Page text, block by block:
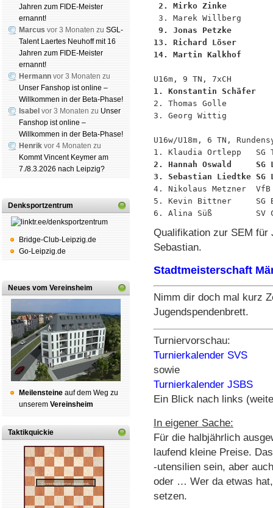
Jahren zum FIDE-Meister
ernannt!
Marcus vor 3 Monaten zu SGL-
Talent Laertes Neuhoff mit 16
Jahren zum FIDE-Meister
ernannt!
Hermann vor 3 Monaten zu
Unser Fanshop ist online –
Willkommen in der Beta-Phase!
Isabel vor 3 Monaten zu Unser
Fanshop ist online –
Willkommen in der Beta-Phase!
Henrik vor 4 Monaten zu
Kommt Vincent Keymer am
7./8.3.2026 nach Leipzig?
Denksportzentrum
Bridge-Club-Leipzig.de
Go-Leipzig.de
Neues vom Vereinsheim
Mei­len­stei­ne auf dem Weg zu
un­se­rem Ver­eins­heim
Taktikquickie
2. Mirko Zinke
9. Jonas Petzke
13. Richard Löser
14. Martin Kalkhof
1. Konstantin Schäfer
2. Thomas Golle
3. Georg Wittig
U16w/U18m, 6 TN,
2. Hannah Oswald
3. Sebastian Liedtke
4. Nikolaus Metzner
5. Kevin Bittner     SG
Qualifikation zur SEM für
Sebastian.
Stadtmeisterschaft
Nimm dir doch mal kurz
Jugendspendenbrett.
Turniervorschau:
Turnierkalender SVS
sowie
Turnierkalender JSBS
Ein Blick nach links
In eigener Sache:
Für die halbjährlich
laufend kleine Preise.
-utensilien sein, aber
oder … Wer da etwas
setzen.